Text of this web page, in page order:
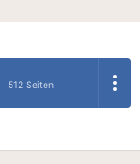
512 Seiten